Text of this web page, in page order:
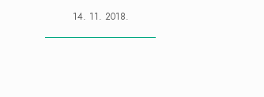
14. 11. 2018.